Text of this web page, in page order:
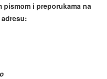
i preporukama na